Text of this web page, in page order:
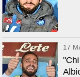
17